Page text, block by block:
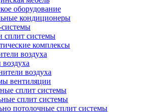
оборудование
кондиционеры
сплит системы
комплексы
воздуха
воздуха
вентиляции
сплит системы
сплит системы
потолочные сплит системы